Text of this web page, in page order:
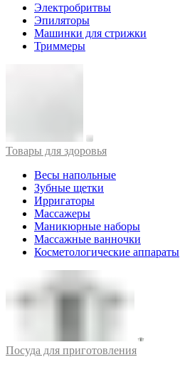
Электробритвы
Эпиляторы
Машинки для стрижки
Триммеры
Товары для здоровья
Весы напольные
Зубные щетки
Ирригаторы
Массажеры
Маникюрные наборы
Массажные ванночки
Косметологические аппараты
Посуда для приготовления